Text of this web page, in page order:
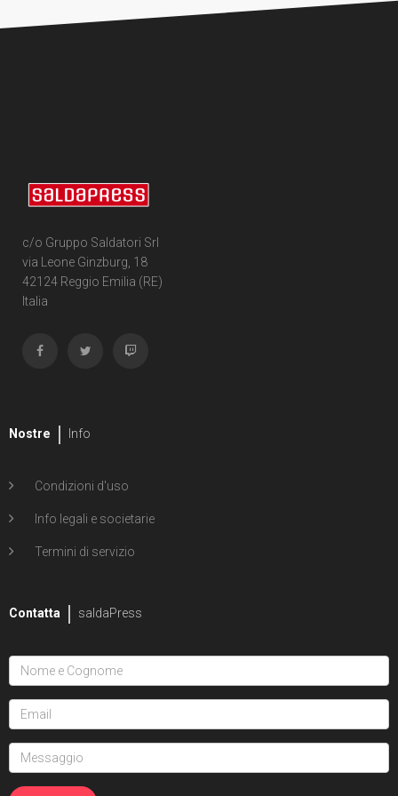
c/o Gruppo Saldatori Srl
via Leone Ginzburg, 18
42124 Reggio Emilia (RE)
Italia
Nostre Info
Condizioni d'uso
Info legali e societarie
Termini di servizio
Contatta saldaPress